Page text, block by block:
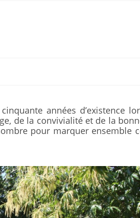
années d’existence
de la convivialité et de la
pour marquer ensemble